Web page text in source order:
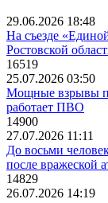
29.06.2026 18:48
На съезде
Ростовской
16519
25.07.2026 03:50
Мощные взрывы
работает ПВО
14900
27.07.2026 11:11
До восьми
после вражеской
14829
26.07.2026 14:19